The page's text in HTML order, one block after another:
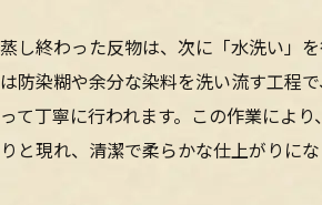
蒸し終わった反物は、次に「水洗い」
は防染糊や余分な染料を洗い流す工程
って丁寧に行われます。この作業によ
りと現れ、清潔で柔らかな仕上がりにな